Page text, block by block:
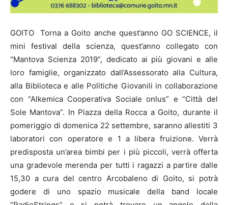
GOITO Torna a Goito anche quest’anno GO SCIENCE, il
mini festival della scienza, quest’anno collegato con
“Mantova Scienza 2019”, dedicato ai più giovani e alle
loro famiglie, organizzato dall’Assessorato alla Cultura,
alla Biblioteca e alle Politiche Giovanili in collaborazione
con “Alkemica Cooperativa Sociale onlus” e “Città del
Sole Mantova”. In Piazza della Rocca a Goito, durante il
pomeriggio di domenica 22 settembre, saranno allestiti 3
laboratori con operatore e 1 a libera fruizione. Verrà
predisposta un’area bimbi per i più piccoli, verrà offerta
una gradevole merenda per tutti i ragazzi a partire dalle
15,30 a cura del centro Arcobaleno di Goito, si potrà
godere di uno spazio musicale della band locale